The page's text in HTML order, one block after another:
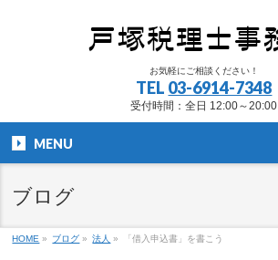
お気軽にご相談ください！
TEL 03-6914-7348
受付時間：全日 12:00～20:00
MENU
ブログ
HOME » ブログ » 法人 » 「借入申込書」を書こう